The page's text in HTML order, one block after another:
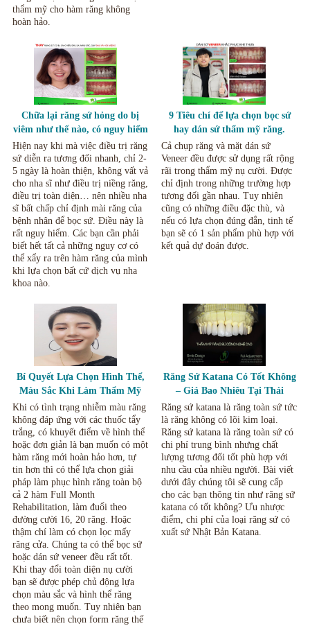
thẩm mỹ cho hàm răng không
hoàn hảo.
Chữa lại răng sứ hỏng do bị
viêm như thế nào, có nguy hiểm
không?
Hiện nay khi mà việc điều trị răng
sứ diễn ra tương đối nhanh, chỉ 2-
5 ngày là hoàn thiện, không vất vả
cho nha sĩ như điều trị niềng răng,
điều trị toàn diện… nên nhiều nha
sĩ bất chấp chỉ định mài răng của
bệnh nhân để bọc sứ. Điều này là
rất nguy hiểm. Các bạn cần phải
biết hết tất cả những nguy cơ có
thể xẩy ra trên hàm răng của mình
khi lựa chọn bất cứ dịch vụ nha
khoa nào.
9 Tiêu chí để lựa chọn bọc sứ
hay dán sứ thẩm mỹ răng.
Cả chụp răng và mặt dán sứ
Veneer đều được sử dụng rất rộng
rãi trong thẩm mỹ nụ cười. Được
chỉ định trong những trường hợp
tương đối gần nhau. Tuy nhiên
cũng có những điều đặc thù, và
nếu có lựa chọn đúng đắn, tinh tế
bạn sẽ có 1 sản phẩm phù hợp với
kết quả dự đoán được.
Bí Quyết Lựa Chọn Hình Thể,
Màu Sắc Khi Làm Thẩm Mỹ
Răng Sứ, Mặt Dán Sứ Veneer.
Khi có tình trạng nhiễm màu răng
không đáp ứng với các thuốc tẩy
trắng, có khuyết điểm về hình thể
hoặc đơn giản là bạn muốn có một
hàm răng mới hoàn hảo hơn, tự
tin hơn thì có thể lựa chọn giải
pháp làm phục hình răng toàn bộ
cả 2 hàm Full Month
Rehabilitation, làm đuổi theo
đường cười 16, 20 răng. Hoặc
thậm chí làm có chọn lọc mấy
răng cửa. Chúng ta có thể bọc sứ
hoặc dán sứ veneer đều rất tốt.
Khi thay đổi toàn diện nụ cười
bạn sẽ được phép chủ động lựa
chọn màu sắc và hình thể răng
theo mong muốn. Tuy nhiên bạn
chưa biết nên chọn form răng thế
Răng Sứ Katana Có Tốt Không
– Giá Bao Nhiêu Tại Thái
Nguyên.
Răng sứ katana là răng toàn sứ tức
là răng không có lõi kim loại.
Răng sứ katana là răng toàn sứ có
chi phí trung bình nhưng chất
lượng tương đối tốt phù hợp với
nhu cầu của nhiều người. Bài viết
dưới đây chúng tôi sẽ cung cấp
cho các bạn thông tin như răng sứ
katana có tốt không? Ưu nhược
điểm, chi phí của loại răng sứ có
xuất sứ Nhật Bản Katana.